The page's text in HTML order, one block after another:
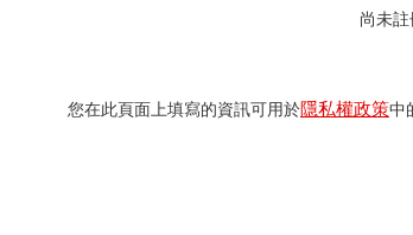
尚未
您在此頁面上填寫的資訊可用於隱私權政策中